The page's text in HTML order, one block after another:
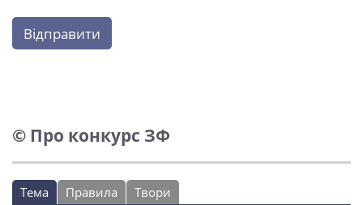
Відправити
© Про конкурс ЗФ
Тема Правила Твори